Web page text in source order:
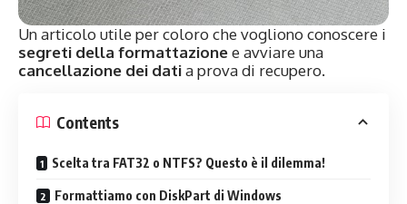
Un articolo utile per coloro che vogliono conoscere i
segreti della formattazionee avviare una
cancellazione dei datia prova di recupero.
Contents
Scelta tra FAT32 o NTFS? Questo è il dilemma!
Formattiamo con DiskPart di Windows